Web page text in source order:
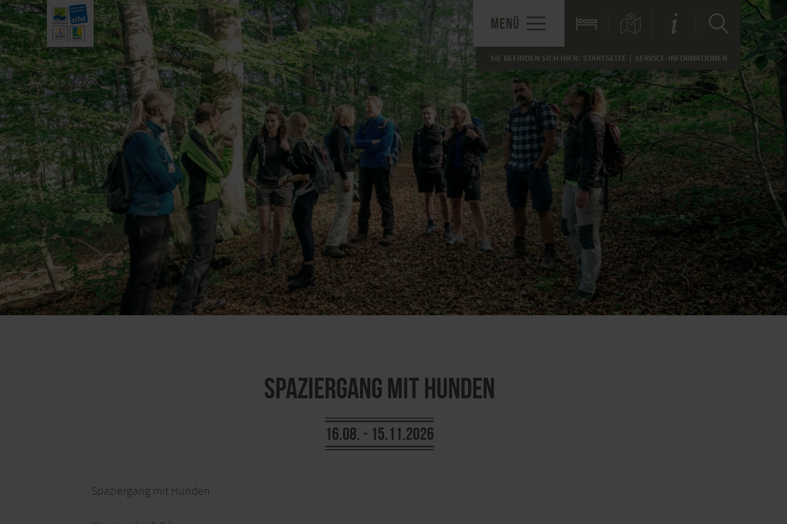
MENÜ
SIE BEFINDEN SICH HIER: STARTSEITE SERVICE-INFORMATIONEN
Spaziergang mit Hunden
16.08. - 15.11.2026
Spaziergang mit Hunden.